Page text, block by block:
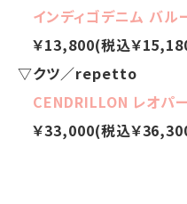
インディゴデニム バル
￥13,800(税込￥
▽クツ／repetto
CENDRILLON レオパ
￥33,000(税込￥